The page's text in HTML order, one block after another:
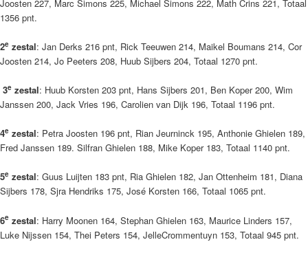
Joosten 227, Marc Simons 225, Michael Simons 222, Math Crins 221, Totaal
1356 pnt.
2e zestal: Jan Derks 216 pnt, Rick Teeuwen 214, Maikel Boumans 214, Cor
Joosten 214, Jo Peeters 208, Huub Sijbers 204, Totaal 1270 pnt.
3e zestal: Huub Korsten 203 pnt, Hans Sijbers 201, Ben Koper 200, Wim
Janssen 200, Jack Vries 196, Carolien van Dijk 196, Totaal 1196 pnt.
4e zestal: Petra Joosten 196 pnt, Rian Jeurninck 195, Anthonie Ghielen 189,
Fred Janssen 189. Silfran Ghielen 188, Mike Koper 183, Totaal 1140 pnt.
5e zestal: Guus Luijten 183 pnt, Ria Ghielen 182, Jan Ottenheim 181, Diana
Sijbers 178, Sjra Hendriks 175, José Korsten 166, Totaal 1065 pnt.
6e zestal: Harry Moonen 164, Stephan Ghielen 163, Maurice Linders 157,
Luke Nijssen 154, Thei Peters 154, JelleCrommentuyn 153, Totaal 945 pnt.